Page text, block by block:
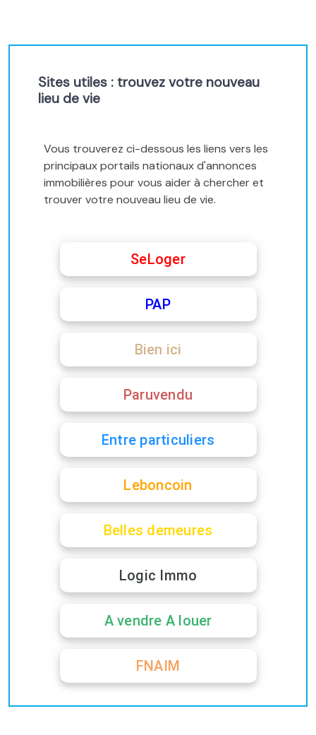
Sites utiles : trouvez votre nouveau
lieu de vie
Vous trouverez ci-dessous les liens vers les
principaux portails nationaux d'annonces
immobilières pour vous aider à chercher et
trouver votre nouveau lieu de vie.
SeLoger
PAP
Bien ici
Paruvendu
Entre particuliers
Leboncoin
Belles demeures
Logic Immo
A vendre A louer
FNAIM